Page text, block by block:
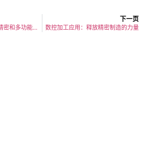
黄铜数控加工：您的精密和多功能终极指南
下一页
数控加工应用：释放精密制造的力量